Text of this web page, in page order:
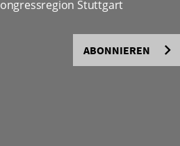
Stuttgart
ABONNIEREN